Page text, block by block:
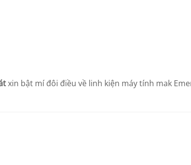
xin bật mí đôi điều về linh kiện máy tính mak